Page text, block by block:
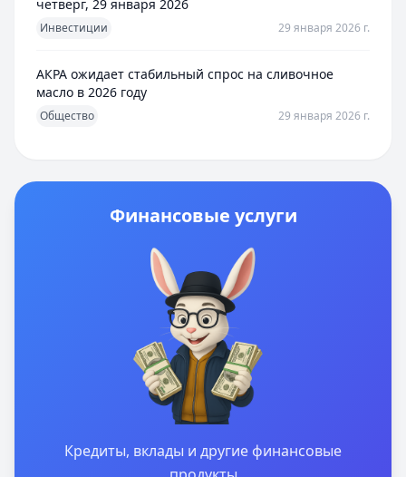
четверг, 29 января 2026
Инвестиции 29 января 2026 г.
АКРА ожидает стабильный спрос на сливочное
масло в 2026 году
Общество 29 января 2026 г.
Финансовые услуги
Кредиты, вклады и другие финансовые